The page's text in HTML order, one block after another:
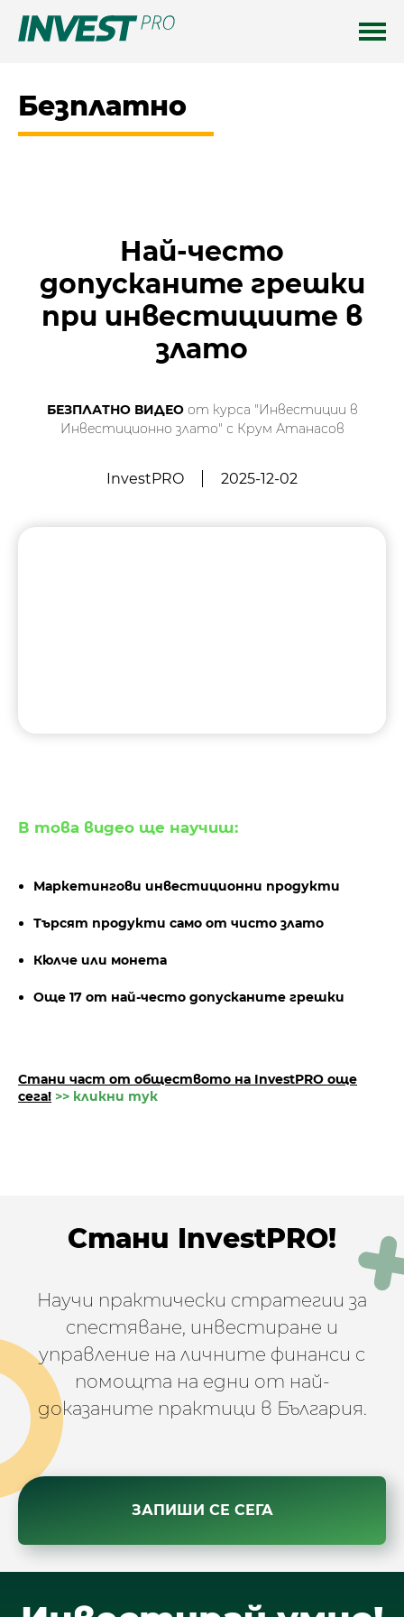
Безплатно
Най-често
допусканите грешки
при инвестициите в
злато
БЕЗПЛАТНО ВИДЕОот курса "Инвестиции в
Инвестиционно злато" с Крум Атанасов
InvestPRO 2025-12-02
В това видео ще научиш:
Маркетингови инвестиционни продукти
Търсят продукти само от чисто злато
Кюлче или монета
Още 17 от най-често допусканите грешки
Стани част от обществото на InvestPRO oще
сега! >> кликни тук
Стани InvestPRO!
Научи практически стратегии за
спестяване, инвестиране и
управление на личните финанси с
помощта на едни от най-
доказаните практици в България.
ЗАПИШИ СЕ СЕГА